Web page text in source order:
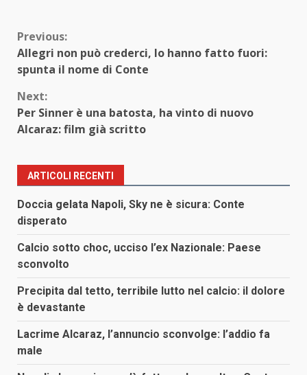
Continue
Reading
Previous:
Allegri non può crederci, lo hanno fatto fuori:
spunta il nome di Conte
Next:
Per Sinner è una batosta, ha vinto di nuovo
Alcaraz: film già scritto
ARTICOLI RECENTI
Doccia gelata Napoli, Sky ne è sicura: Conte
disperato
Calcio sotto choc, ucciso l’ex Nazionale: Paese
sconvolto
Precipita dal tetto, terribile lutto nel calcio: il dolore
è devastante
Lacrime Alcaraz, l’annuncio sconvolge: l’addio fa
male